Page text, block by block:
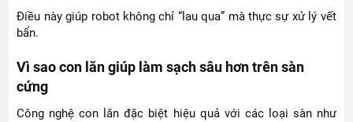
Điều này giúp robot không chỉ “lau qua” mà thực sự xử lý vết
bẩn.
Vì sao con lăn giúp làm sạch sâu hơn trên sàn
cứng
Công nghệ con lăn đặc biệt hiệu quả với các loại sàn như